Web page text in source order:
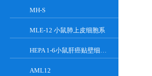
MH-S
MLE-12 小鼠肺上皮细胞系
HEPA 1-6小鼠肝癌贴壁细胞系
AML12